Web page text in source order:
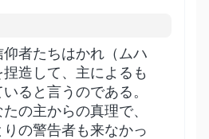
者たちはかれ（ムハ
造して、主によるも
ると言うのである。
の主からの真理で、
の警告者も来なかっ